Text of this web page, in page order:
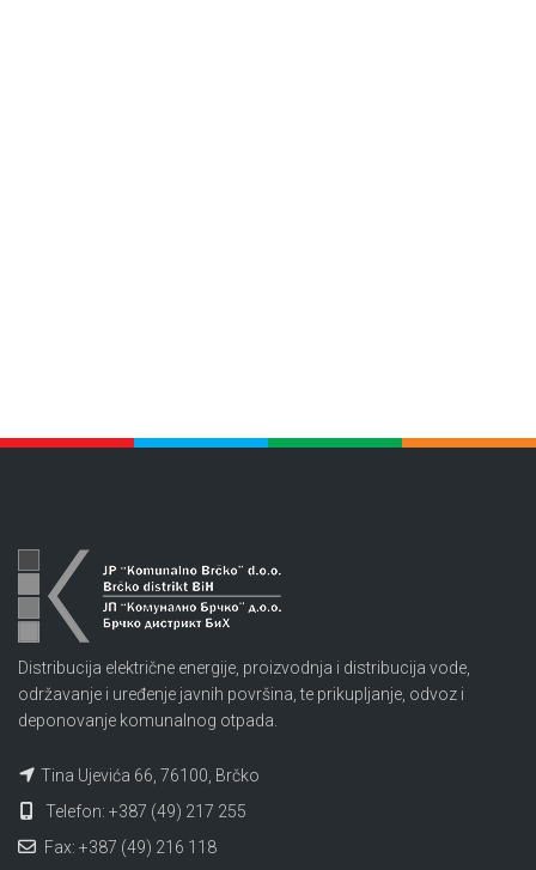
Distribucija električne energije, proizvodnja i distribucija vode,
održavanje i uređenje javnih površina, te prikupljanje, odvoz i
deponovanje komunalnog otpada.
Tina Ujevića 66, 76100, Brčko
Telefon: +387 (49) 217 255
Fax: +387 (49) 216 118